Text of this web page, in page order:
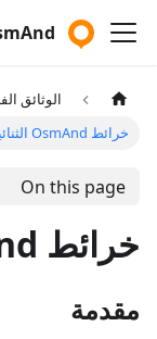
الوثائق
خرائط OsmAnd الثنائية - .obf
On this page
خرائط OsmAnd الثنائية - .obf
مقدمة